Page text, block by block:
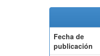
Fecha de
publicación